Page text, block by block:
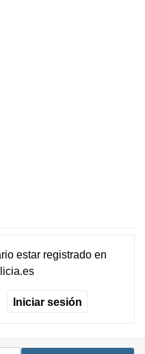
estar registradoen
Iniciar sesión